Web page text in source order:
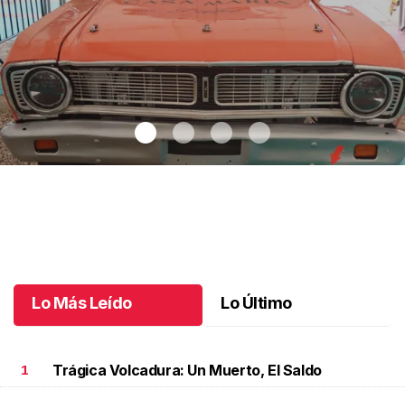
Lo Más Leído Lo Último
1 Trágica Volcadura: Un Muerto, El Saldo